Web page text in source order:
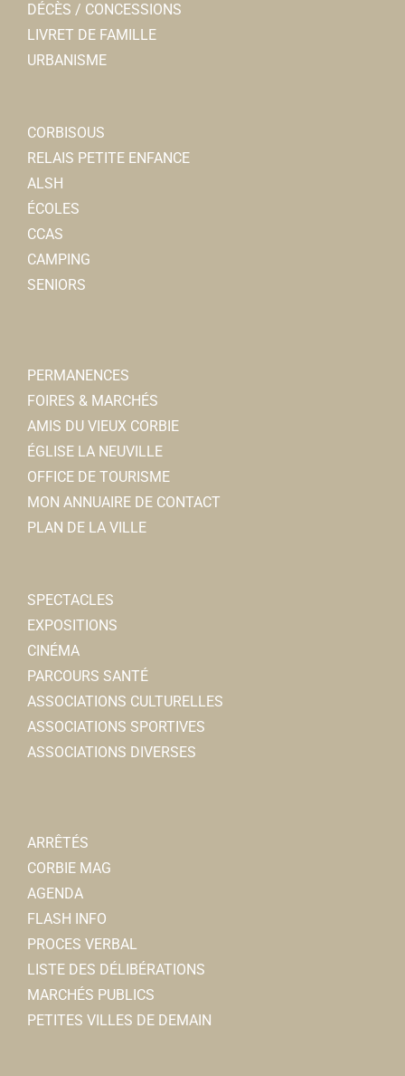
DÉCÈS / CONCESSIONS
LIVRET DE FAMILLE
URBANISME
CORBISOUS
RELAIS PETITE ENFANCE
ALSH
ÉCOLES
CCAS
CAMPING
SENIORS
PERMANENCES
FOIRES & MARCHÉS
AMIS DU VIEUX CORBIE
ÉGLISE LA NEUVILLE
OFFICE DE TOURISME
MON ANNUAIRE DE CONTACT
PLAN DE LA VILLE
SPECTACLES
EXPOSITIONS
CINÉMA
PARCOURS SANTÉ
ASSOCIATIONS CULTURELLES
ASSOCIATIONS SPORTIVES
ASSOCIATIONS DIVERSES
ARRÊTÉS
CORBIE MAG
AGENDA
FLASH INFO
PROCES VERBAL
LISTE DES DÉLIBÉRATIONS
MARCHÉS PUBLICS
PETITES VILLES DE DEMAIN